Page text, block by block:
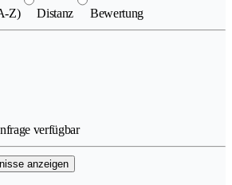
Z) Distanz Bewertung
verfügbar
anzeigen